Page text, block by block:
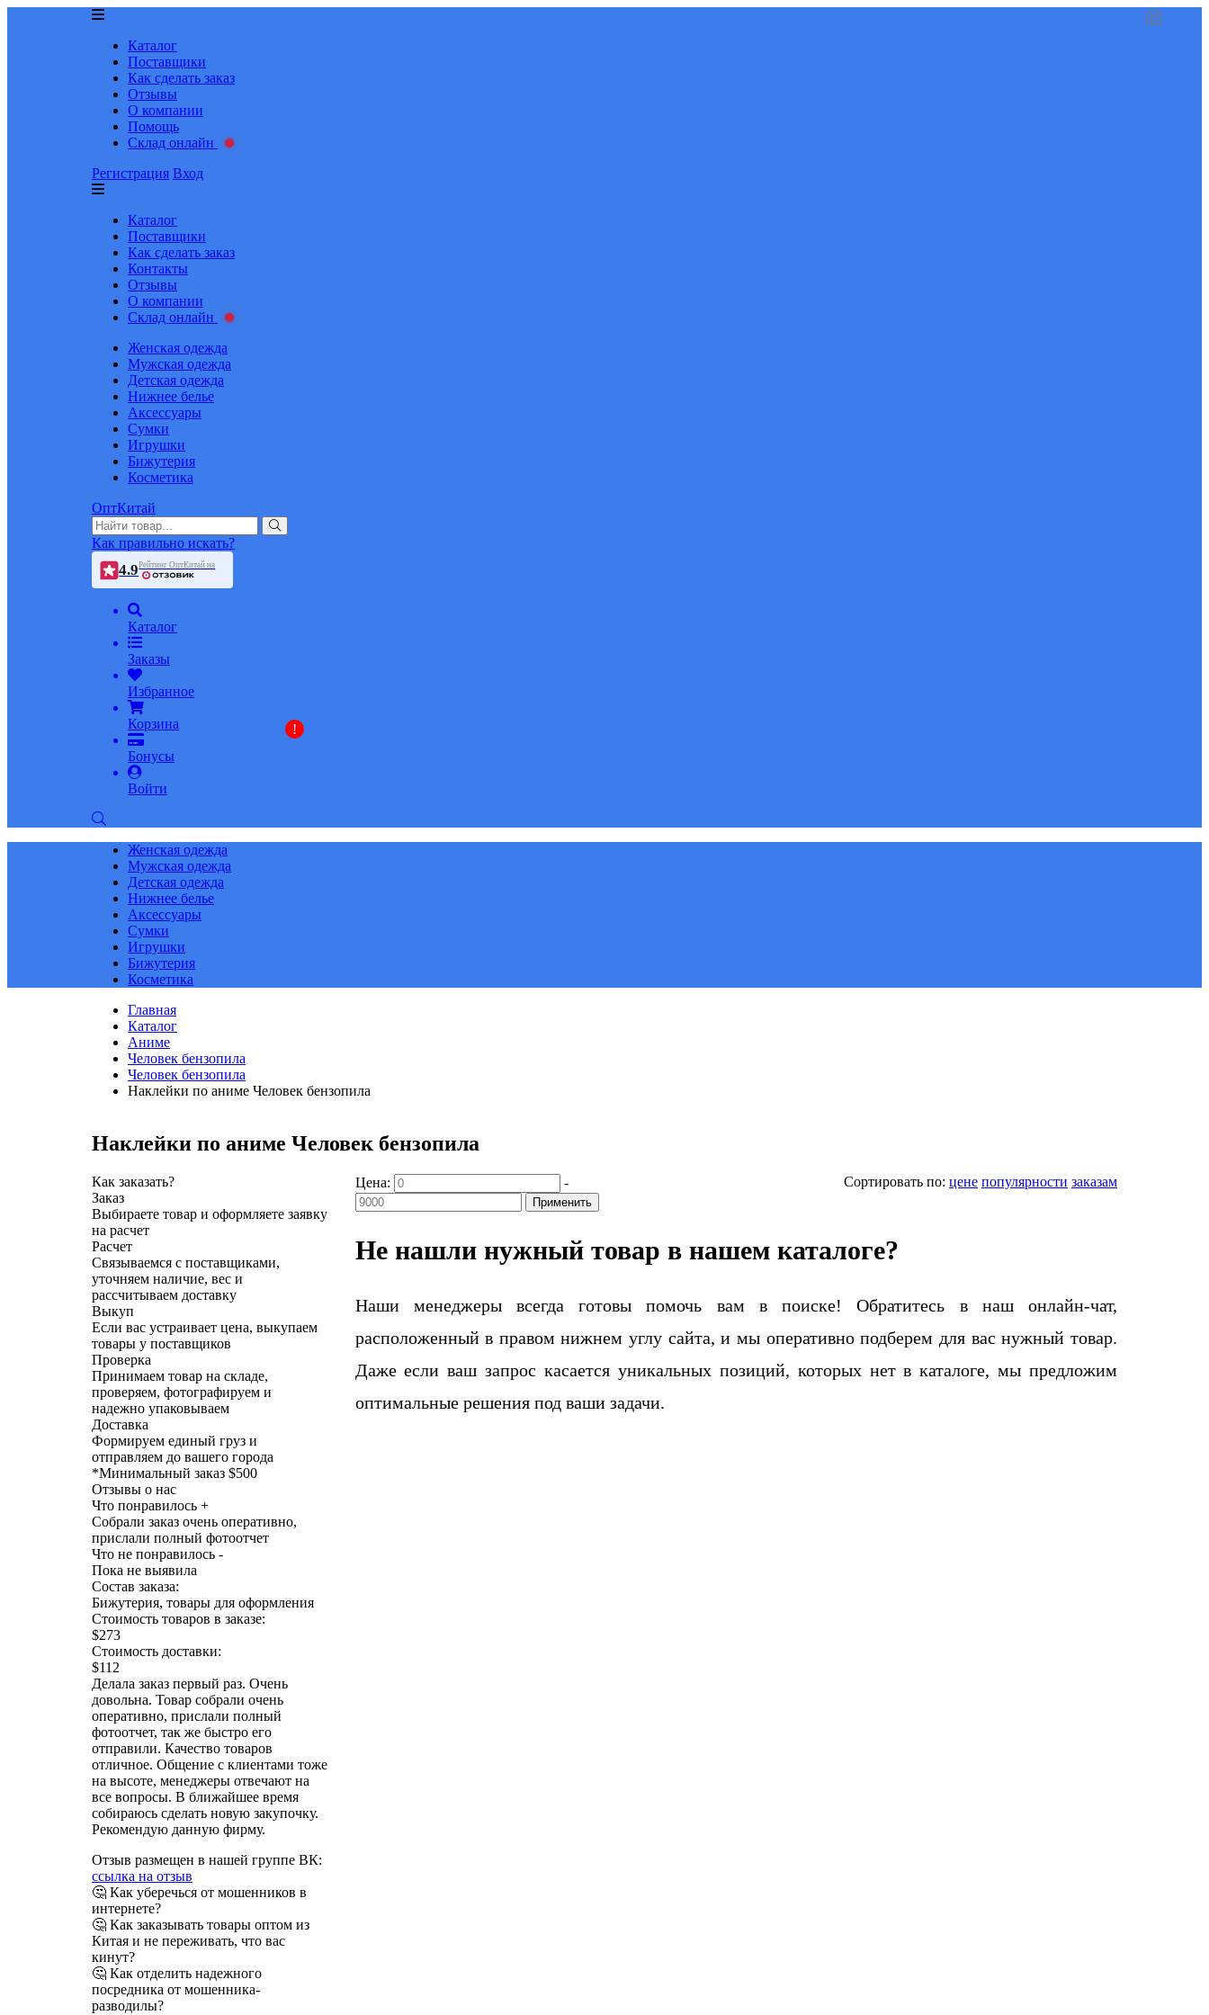
Каталог
Поставщики
Как сделать заказ
Отзывы
О компании
Помощь
Склад онлайн
Регистрация Вход
Каталог
Поставщики
Как сделать заказ
Контакты
Отзывы
О компании
Склад онлайн
Женская одежда
Мужская одежда
Детская одежда
Нижнее белье
Аксессуары
Сумки
Игрушки
Бижутерия
Косметика
ОптКитай
Как правильно искать?
4.9Рейтинг ОптКитай на
Каталог
Заказы
Избранное
Корзина
Бонусы
!
Войти
Женская одежда
Мужская одежда
Детская одежда
Нижнее белье
Аксессуары
Сумки
Игрушки
Бижутерия
Косметика
Главная
Каталог
Аниме
Человек бензопила
Человек бензопила
Наклейки по аниме Человек бензопила
Наклейки по аниме Человек бензопила
Как заказать?
Заказ
Выбираете товар и оформляете заявку
на расчет
Расчет
Связываемся с поставщиками,
уточняем наличие, вес и
рассчитываем доставку
Выкуп
Если вас устраивает цена, выкупаем
товары у поставщиков
Проверка
Принимаем товар на складе,
проверяем, фотографируем и
надежно упаковываем
Доставка
Формируем единый груз и
отправляем до вашего города
*Минимальный заказ $500
Отзывы о нас
Что понравилось +
Собрали заказ очень оперативно,
прислали полный фотоотчет
Что не понравилось -
Пока не выявила
Состав заказа:
Бижутерия, товары для оформления
Стоимость товаров в заказе:
$273
Стоимость доставки:
$112
Делала заказ первый раз. Очень
довольна. Товар собрали очень
оперативно, прислали полный
фотоотчет, так же быстро его
отправили. Качество товаров
отличное. Общение с клиентами тоже
на высоте, менеджеры отвечают на
все вопросы. В ближайшее время
собираюсь сделать новую закупочку.
Рекомендую данную фирму.
Отзыв размещен в нашей группе ВК:
ссылка на отзыв
🤔 Как уберечься от мошенников в
интернете?
🤔 Как заказывать товары оптом из
Китая и не переживать, что вас
кинут?
🤔 Как отделить надежного
посредника от мошенника-
разводилы?
Сортировать по: цене популярности заказам
Цена: -
Применить
Не нашли нужный товар в нашем каталоге?
Наши менеджеры всегда готовы помочь вам в поиске! Обратитесь в наш онлайн-чат,
расположенный в правом нижнем углу сайта, и мы оперативно подберем для вас нужный товар.
Даже если ваш запрос касается уникальных позиций, которых нет в каталоге, мы предложим
оптимальные решения под ваши задачи.